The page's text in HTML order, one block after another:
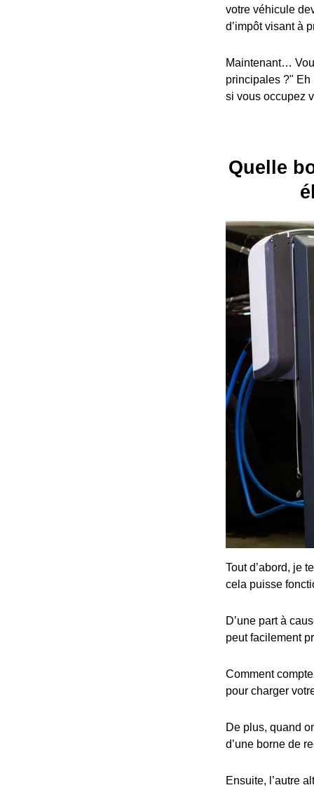
votre véhicule
d’impôt visant à
Maintenant…
principales ?" Eh
si vous occupez
Quelle
Tout d’abord, je
cela puisse
D’une part à
peut facilement
Comment
pour charger
De plus, quand
d’une borne de
Ensuite, l’autre